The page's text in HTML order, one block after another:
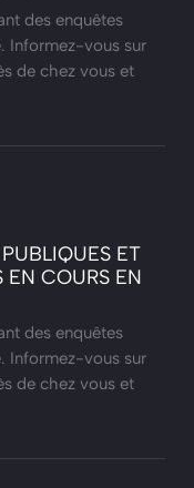
des enquêtes
Informez-vous sur
de chez vous et
ET
EN COURS EN
des enquêtes
Informez-vous sur
de chez vous et